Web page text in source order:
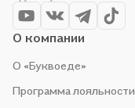
О компании
О «Буквоеде»
Программа лояльности